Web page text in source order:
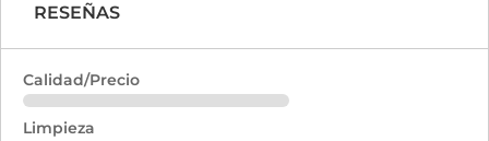
RESEÑAS
Calidad/Precio
Limpieza